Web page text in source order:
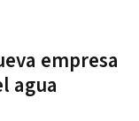
empresa
agua